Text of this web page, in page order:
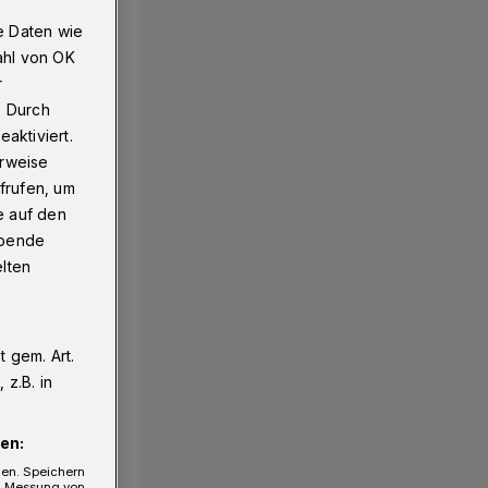
Daten wie
von OK
Durch
um
auf den
gem. Art.
z.B. in
Speichern